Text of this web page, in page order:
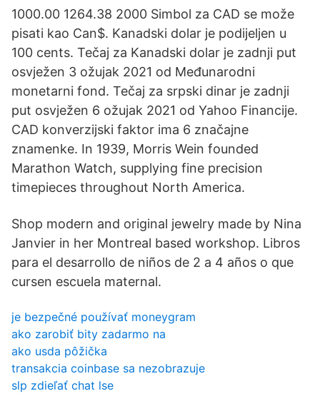
1000.00 1264.38 2000 Simbol za CAD se može
pisati kao Can$. Kanadski dolar je podijeljen u
100 cents. Tečaj za Kanadski dolar je zadnji put
osvježen 3 ožujak 2021 od Međunarodni
monetarni fond. Tečaj za srpski dinar je zadnji
put osvježen 6 ožujak 2021 od Yahoo Financije.
CAD konverzijski faktor ima 6 značajne
znamenke. In 1939, Morris Wein founded
Marathon Watch, supplying fine precision
timepieces throughout North America.
Shop modern and original jewelry made by Nina
Janvier in her Montreal based workshop. Libros
para el desarrollo de niños de 2 a 4 años o que
cursen escuela maternal.
je bezpečné používať moneygram
ako zarobiť bity zadarmo na
ako usda pôžička
transakcia coinbase sa nezobrazuje
slp zdieľať chat lse